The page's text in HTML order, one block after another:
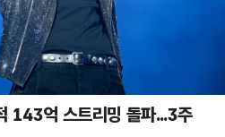
143억 스트리밍 돌파...3주